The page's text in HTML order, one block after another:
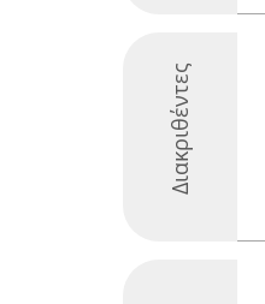
Διακριθέντες